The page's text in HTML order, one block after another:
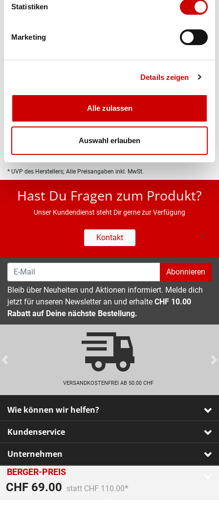
Statistiken
Marketing
Details zeigen
Alle zulassen
Auswahl erlauben
BERGER-PREIS
CHF 69.00 Preis reduziert von
statt CHF 110.00
An
IN DEN WARENKORB
Bis 17:00 Uhr bestellen: morgen geliefert - ab CHF 50.00
Produktbeschreibung
* UVP des Herstellers; Alle Preisangaben inkl. MwSt.
Hast Du Fragen zum Produkt?
Unser Kundendienst steht Dir gerne zur Verfügung
Kontakt
Abonnieren
Bleib über Neuheiten und Aktionen informiert. Melde dich
jetzt für unseren Newsletter an und erhalte CHF 10.00
Rabatt auf Deine nächste Bestellung.
VERSANDKOSTENFREI AB 50.00 CHF
Previous
Wie können wir helfen?
Kundenservice
Unternehmen
Zahlarten